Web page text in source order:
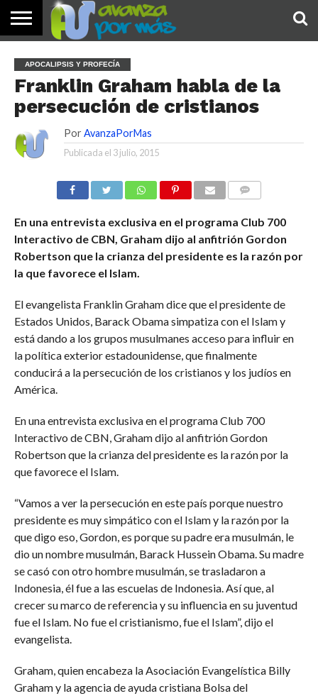
PALABRA
DE HOY
DEVOCIONALES
NOTICIAS
TESTIMONIOS
ORACIONES
SOBRE
NOSOTROS
IMÁGENES
APOCALIPSIS Y PROFECÍA
Franklin Graham habla de la
persecución de cristianos
Por AvanzaPorMas
Publicada el 3 julio, 2015
En una entrevista exclusiva en el programa Club 700
Interactivo de CBN, Graham dijo al anfitrión Gordon
Robertson que la crianza del presidente es la razón por
la que favorece el Islam.
El evangelista Franklin Graham dice que el presidente de
Estados Unidos, Barack Obama simpatiza con el Islam y
está dando a los grupos musulmanes acceso para influir en
la política exterior estadounidense, que finalmente
conducirá a la persecución de los cristianos y los judíos en
América.
En una entrevista exclusiva en el programa Club 700
Interactivo de CBN, Graham dijo al anfitrión Gordon
Robertson que la crianza del presidente es la razón por la
que favorece el Islam.
“Vamos a ver la persecución en este país porque nuestro
presidente es muy simpático con el Islam y la razón por la
que digo eso, Gordon, es porque su padre era musulmán, le
dio un nombre musulmán, Barack Hussein Obama. Su madre
se casó con otro hombre musulmán, se trasladaron a
Indonesia, él fue a las escuelas de Indonesia. Así que, al
crecer su marco de referencia y su influencia en su juventud
fue el Islam. No fue el cristianismo, fue el Islam”, dijo el
evangelista.
Graham, quien encabeza la Asociación Evangelística Billy
Graham y la agencia de ayuda cristiana Bolsa del